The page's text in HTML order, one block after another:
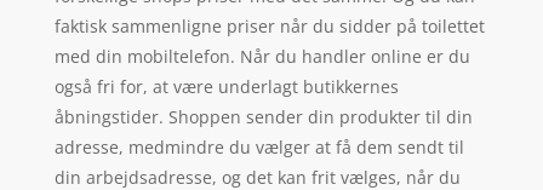
faktisk sammenligne priser når du sidder på toilettet
med din mobiltelefon. Når du handler online er du
også fri for, at være underlagt butikkernes
åbningstider. Shoppen sender din produkter til din
adresse, medmindre du vælger at få dem sendt til
din arbejdsadresse, og det kan frit vælges, når du